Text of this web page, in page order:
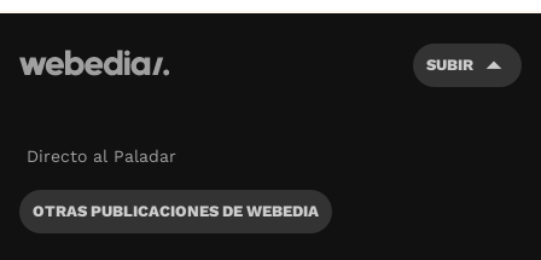
SUBIR
Directo al Paladar
OTRAS PUBLICACIONES DE WEBEDIA